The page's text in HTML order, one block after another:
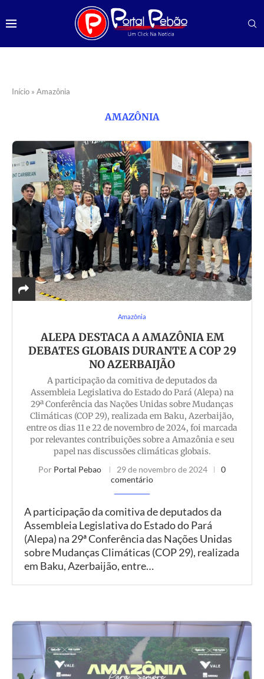
Início » Amazônia
AMAZÔNIA
Amazônia
ALEPA DESTACA A AMAZÔNIA EM
DEBATES GLOBAIS DURANTE A COP 29
NO AZERBAIJÃO
A participação da comitiva de deputados da
Assembleia Legislativa do Estado do Pará (Alepa) na
29ª Conferência das Nações Unidas sobre Mudanças
Climáticas (COP 29), realizada em Baku, Azerbaijão,
entre os dias 11 e 22 de novembro de 2024, foi marcada
por relevantes contribuições sobre a Amazônia e seu
papel nas discussões climáticas globais.
Por Portal Pebao 29 de novembro de 2024
0
comentário
A participação da comitiva de deputados da
Assembleia Legislativa do Estado do Pará
(Alepa) na 29ª Conferência das Nações Unidas
sobre Mudanças Climáticas (COP 29), realizada
em Baku, Azerbaijão, entre…